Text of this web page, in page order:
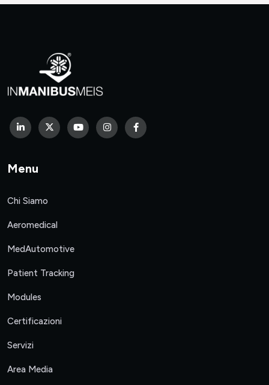
Menu
Chi Siamo
Aeromedical
MedAutomotive
Patient Tracking
Modules
Certificazioni
Servizi
Area Media